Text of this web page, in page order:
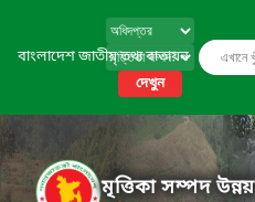
বাংলাদেশ জাতীয় তথ্য বাতায়ন
দেখুন
মৃত্তিকা সম্পদ